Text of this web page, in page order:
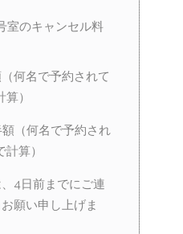
室のキャンセル料
何名で予約されて
）
額（何名で予約され
算）
4日前までにご連
願い申し上げま